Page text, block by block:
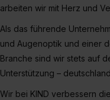
arbeiten wir mit Herz und
Als das führende
und Augenoptik und einer
Branche sind wir stets auf
Unterstützung –
Wir bei KIND verbessern